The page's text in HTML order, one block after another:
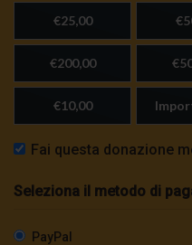
€25,00
€200,00
€10,00
Fai questa donazione
Seleziona il metodo di
PayPal